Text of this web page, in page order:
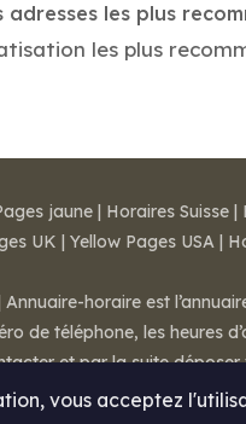
adresses les plus
les plus
vous acceptez
jaune | Horaires Suisse |
UK | Yellow Pages USA |
horaire est
de téléphone, les heures
et par la suite
Conditions de ventes-